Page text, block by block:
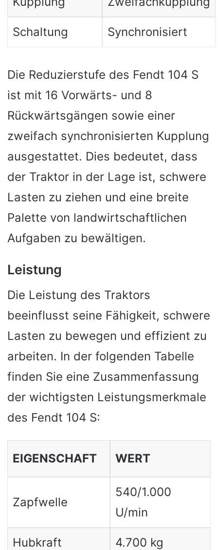
Schaltung Synchronisiert
Die Reduzierstufe des Fendt 104 S
ist mit 16 Vorwärts- und 8
Rückwärtsgängen sowie einer
zweifach synchronisierten Kupplung
ausgestattet. Dies bedeutet, dass
der Traktor in der Lage ist, schwere
Lasten zu ziehen und eine breite
Palette von landwirtschaftlichen
Aufgaben zu bewältigen.
Leistung
Die Leistung des Traktors
beeinflusst seine Fähigkeit, schwere
Lasten zu bewegen und effizient zu
arbeiten. In der folgenden Tabelle
finden Sie eine Zusammenfassung
der wichtigsten Leistungsmerkmale
des Fendt 104 S:
EIGENSCHAFT WERT
Zapfwelle
540/1.000
U/min
Hubkraft 4.700 kg